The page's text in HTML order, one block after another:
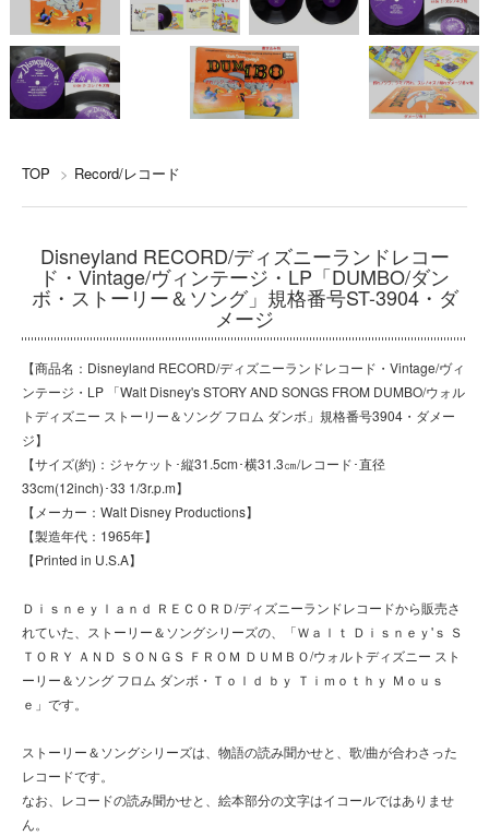
TOP > Record/レコード
Disneyland RECORD/ディズニーランドレコー
ド・Vintage/ヴィンテージ・LP「DUMBO/ダン
ボ・ストーリー＆ソング」規格番号ST-3904・ダ
メージ
【商品名：Disneyland RECORD/ディズニーランドレコード・Vintage/ヴィ
ンテージ・LP 「Walt Disney's STORY AND SONGS FROM DUMBO/ウォル
トディズニー ストーリー＆ソング フロム ダンボ」規格番号3904・ダメー
ジ】
【サイズ(約)：ジャケット･縦31.5cm･横31.3㎝/レコード･直径
33cm(12inch)･33 1/3r.p.m】
【メーカー：Walt Disney Productions】
【製造年代：1965年】
【Printed in U.S.A】
Ｄｉｓｎｅｙｌａｎｄ ＲＥＣＯＲＤ/ディズニーランドレコードから販売さ
れていた、ストーリー＆ソングシリーズの、「Ｗａｌｔ Ｄｉｓｎｅｙ'ｓ Ｓ
ＴＯＲＹ ＡＮＤ ＳＯＮＧＳ ＦＲＯＭ ＤＵＭＢＯ/ウォルトディズニー スト
ーリー＆ソング フロム ダンボ・Ｔｏｌｄ ｂｙ Ｔｉｍｏｔｈｙ Ｍｏｕｓ
ｅ」です。
ストーリー＆ソングシリーズは、物語の読み聞かせと、歌/曲が合わさった
レコードです。
なお、レコードの読み聞かせと、絵本部分の文字はイコールではありませ
ん。